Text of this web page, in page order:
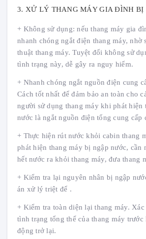
3. XỬ LÝ THANG MÁY GIA ĐÌNH BỊ
+ Không sử dụng: nếu thang máy gia
nhanh chóng ngắt điện thang máy, nhờ
thuật thang máy. Tuyệt đối không sử
tình trạng này, dễ gây ra nguy hiểm.
+ Nhanh chóng ngắt nguồn điện cung
Cách tốt nhất để đảm bảo an toàn cho
người sử dụng thang máy khi phát hiện
nước là ngắt nguồn điện tổng cung cấp
+ Thực hiện rút nước khỏi cabin thang
phát hiện thang máy bị ngập nước, cần
hết nước ra khỏi thang máy, đưa thang
+ Kiểm tra lại nguyên nhân bị ngập
án xử lý triệt để .
+ Kiểm tra toàn diện lại thang máy.
tình trạng tổng thể của thang máy
động trở lại.